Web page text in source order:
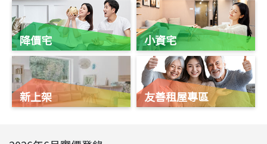
降價宅
新上架
小資宅
友善租屋專區